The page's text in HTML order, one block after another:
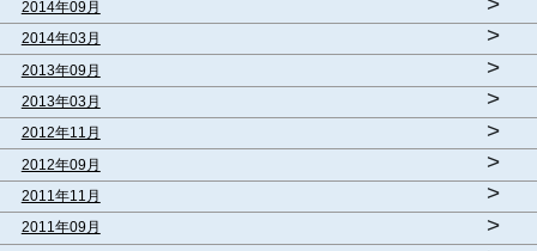
2014年09月
2014年03月 >
2013年09月 >
2013年03月 >
2012年11月 >
2012年09月 >
2011年11月 >
2011年09月 >